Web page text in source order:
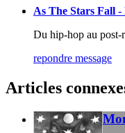
As The Stars Fall
Du hip-hop au post-
repondre message
Articles